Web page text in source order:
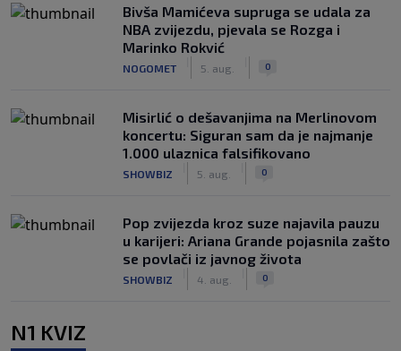
Bivša Mamićeva supruga se udala za
NBA zvijezdu, pjevala se Rozga i
Marinko Rokvić
NOGOMET 5. aug. 0
Misirlić o dešavanjima na Merlinovom
koncertu: Siguran sam da je najmanje
1.000 ulaznica falsifikovano
SHOWBIZ 5. aug. 0
Pop zvijezda kroz suze najavila pauzu
u karijeri: Ariana Grande pojasnila zašto
se povlači iz javnog života
SHOWBIZ 4. aug. 0
N1 KVIZ